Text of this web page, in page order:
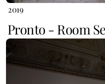
2019
Pronto - Room